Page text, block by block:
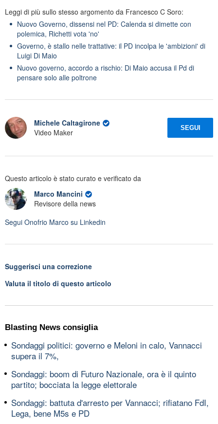
Leggi di più sullo stesso argomento da Francesco C Soro:
Nuovo Governo, dissensi nel PD: Calenda si dimette con
polemica, Richetti vota 'no'
Governo, è stallo nelle trattative: il PD incolpa le 'ambizioni' di
Luigi Di Maio
Nuovo governo, accordo a rischio: Di Maio accusa il Pd di
pensare solo alle poltrone
Michele Caltagirone
Video Maker
SEGUI
Questo articolo è stato curato e verificato da
Marco Mancini
Revisore della news
Segui Onofrio Marco su Linkedin
Suggerisci una correzione
Valuta il titolo di questo articolo
Blasting News consiglia
Sondaggi politici: governo e Meloni in calo, Vannacci
supera il 7%,
Sondaggi: boom di Futuro Nazionale, ora è il quinto
partito; bocciata la legge elettorale
Sondaggi: battuta d'arresto per Vannacci; rifiatano FdI,
Lega, bene M5s e PD